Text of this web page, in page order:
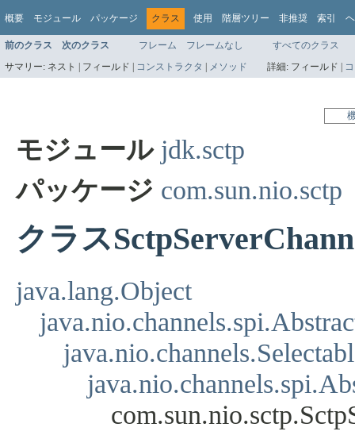
概要 モジュール パッケージ クラス 使用 階層ツリー 非推奨 索引
前のクラス 次のクラス フレーム フレームなし
すべてのクラス
サマリー: ネスト | フィールド | コンストラクタ | メソッド 詳細: フィールド |
モジュール jdk.sctp
パッケージ com.sun.nio.sctp
クラス
java.lang.Object